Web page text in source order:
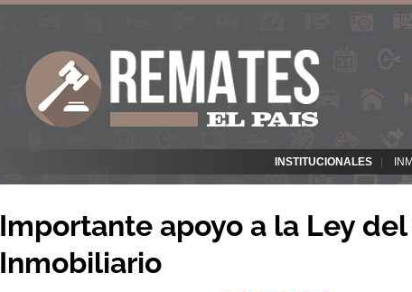
INSTITUCIONALES
Importante apoyo a la Ley
Inmobiliario